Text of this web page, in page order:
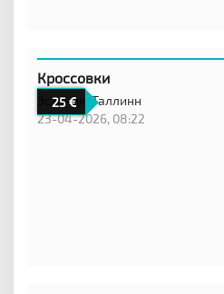
25
Кроссовки
Эстония,Таллинн
23-04-2026, 08:22